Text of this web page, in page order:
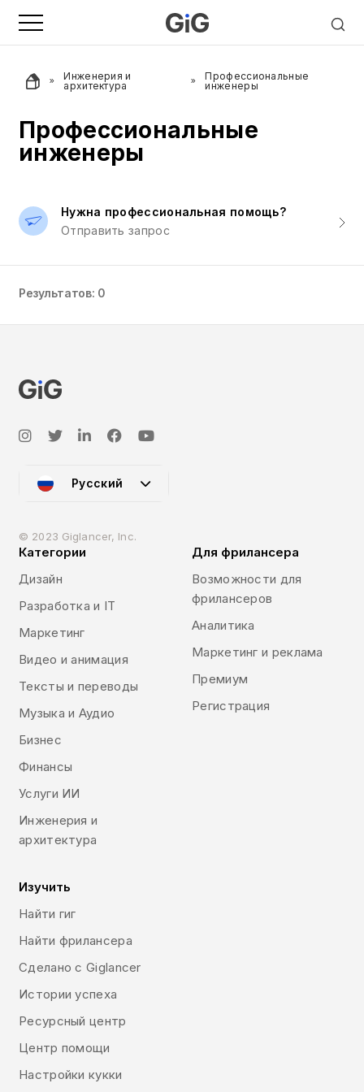
Инженерия и
архитектура
Профессиональные
инженеры
Профессиональные
инженеры
Нужна профессиональная помощь?
Отправить запрос
Результатов: 0
Русский
© 2023 Giglancer, Inc.
Категории
Дизайн
Разработка и IT
Маркетинг
Видео и анимация
Тексты и переводы
Музыка и Аудио
Бизнес
Финансы
Услуги ИИ
Инженерия и
архитектура
Для фрилансера
Возможности для
фрилансеров
Аналитика
Маркетинг и реклама
Премиум
Регистрация
Изучить
Найти гиг
Найти фрилансера
Сделано с Giglancer
Истории успеха
Ресурсный центр
Центр помощи
Настройки кукки